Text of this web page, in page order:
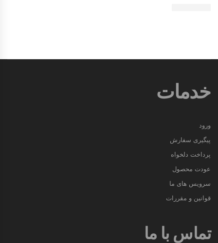
خدمات
ورود
پیگیری سفارش
پرداخت دلخواه
عودت محصول
سرویس های ما
قوانین و مقررات
تماس با ما